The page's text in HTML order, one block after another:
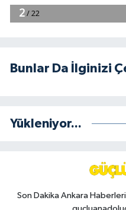
Bunlar Da İlginizi
Yükleniyor...
Son Dakika Ankara